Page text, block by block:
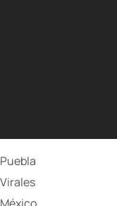
Puebla
Virales
México